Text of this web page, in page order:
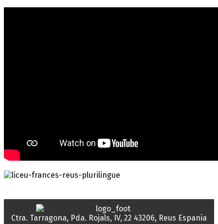
Ctra. Tarragona, Pda. Rojals, IV, 22 43206, Reus Espania